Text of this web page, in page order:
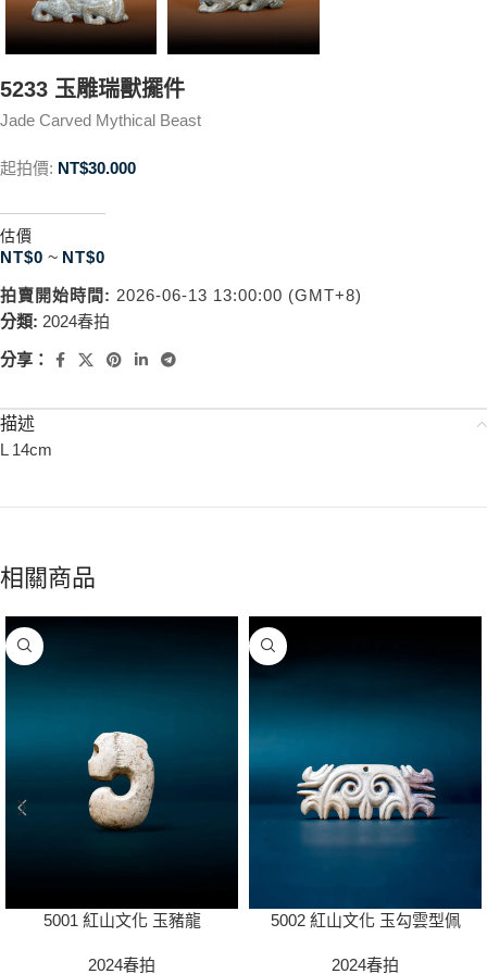
5233 玉雕瑞獸擺件
Jade Carved Mythical Beast
起拍價: NT$30.000
估價
NT$0 ~ NT$0
拍賣開始時間: 2026-06-13 13:00:00 (GMT+8)
分類: 2024春拍
分享：
描述
L 14cm
相關商品
5001 紅山文化 玉豬龍
2024春拍
5002 紅山文化 玉勾雲型佩
2024春拍